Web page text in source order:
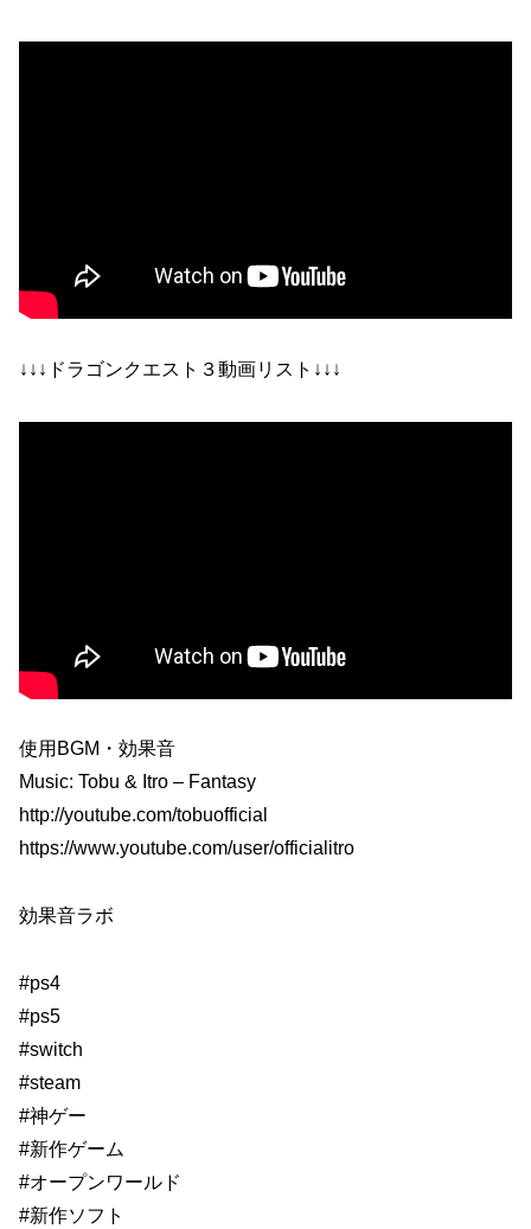
↓↓↓ドラゴンクエスト３動画リスト↓↓↓
使用BGM・効果音
Music: Tobu & Itro – Fantasy
http://youtube.com/tobuofficial
https://www.youtube.com/user/officialitro
効果音ラボ
#ps4
#ps5
#switch
#steam
#神ゲー
#新作ゲーム
#オープンワールド
#新作ソフト